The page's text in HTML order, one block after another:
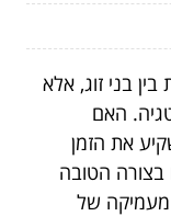
בני זוג, אלא
האם
את הזמן
בצורה הטובה
מעמיקה של